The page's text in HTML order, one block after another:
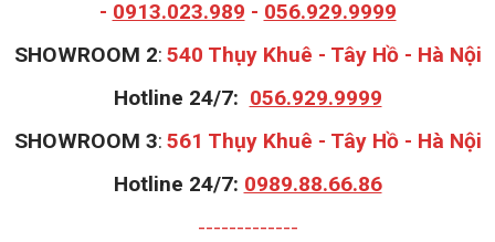
- 0913.023.989 - 056.929.9999
SHOWROOM 2: 540 Thụy Khuê - Tây Hồ - Hà Nội
Hotline 24/7: 056.929.9999
SHOWROOM 3: 561 Thụy Khuê - Tây Hồ - Hà Nội
Hotline 24/7: 0989.88.66.86
-------------